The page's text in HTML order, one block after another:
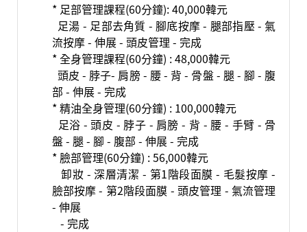
* 足部管理課程(60分鐘): 40,000韓元
足湯 - 足部去角質 - 腳底按摩 - 腿部指壓 - 氣
流按摩 - 伸展 - 頭皮管理 - 完成
* 全身管理課程(60分鐘) : 48,000韓元
頭皮 - 脖子- 肩膀 - 腰 - 背 - 骨盤 - 腿 - 腳 - 腹
部 - 伸展 - 完成
* 精油全身管理(60分鐘) : 100,000韓元
足浴 - 頭皮 - 脖子 - 肩膀 - 背 - 腰 - 手臂 - 骨
盤 - 腿 - 腳 - 腹部 - 伸展 - 完成
* 臉部管理(60分鐘) : 56,000韓元
卸妝 - 深層清潔 - 第1階段面膜 - 毛髮按摩 -
臉部按摩 - 第2階段面膜 - 頭皮管理 - 氣流管理
- 伸展
- 完成